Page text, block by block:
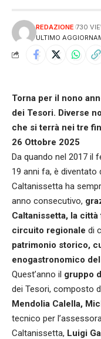
ULTIMO
REDAZIONE 730
Torna per il nono
dei Tesori. Diverse
che si terrà nei tre
26 Ottobre 2025
Da quando nel 2017 il
19 anni fa, è diventato
Caltanissetta ha
anno consecutivo,
Caltanissetta, la
circuito regionale di
patrimonio storico,
enogastronomico
Quest’anno il gruppo
dei Tesori, composto
Mendolia Calella,
tecnico per
Caltanissetta, Luigi